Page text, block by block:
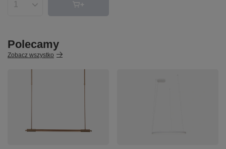
Ilość produktów
Polecamy
Zobacz wszystko